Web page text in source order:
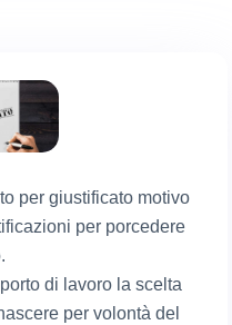
per giustificato motivo
per porcedere
di lavoro la scelta
per volontà del